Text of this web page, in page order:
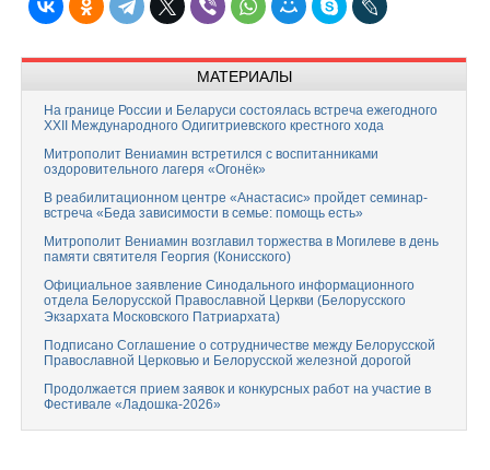
МАТЕРИАЛЫ
На границе России и Беларуси состоялась встреча ежегодного
XXII Международного Одигитриевского крестного хода
Митрополит Вениамин встретился с воспитанниками
оздоровительного лагеря «Огонёк»
В реабилитационном центре «Анастасис» пройдет семинар-
встреча «Беда зависимости в семье: помощь есть»
Митрополит Вениамин возглавил торжества в Могилеве в день
памяти святителя Георгия (Конисского)
Официальное заявление Синодального информационного
отдела Белорусской Православной Церкви (Белорусского
Экзархата Московского Патриархата)
Подписано Соглашение о сотрудничестве между Белорусской
Православной Церковью и Белорусской железной дорогой
Продолжается прием заявок и конкурсных работ на участие в
Фестивале «Ладошка-2026»